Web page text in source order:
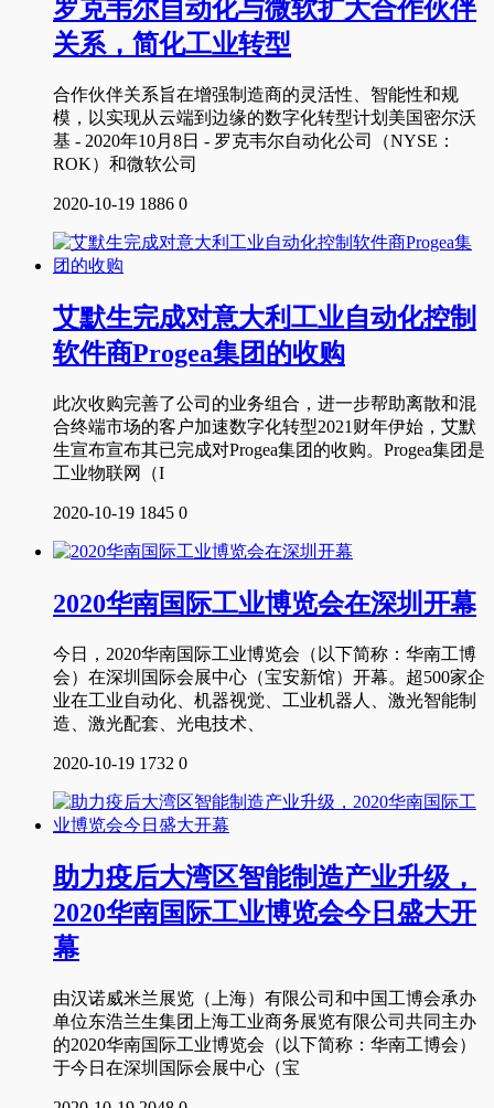
罗克韦尔自动化与微软扩大合作伙伴
关系，简化工业转型
合作伙伴关系旨在增强制造商的灵活性、智能性和规
模，以实现从云端到边缘的数字化转型计划美国密尔沃
基 - 2020年10月8日 - 罗克韦尔自动化公司（NYSE：
ROK）和微软公司
2020-10-19 1886 0
艾默生完成对意大利工业自动化控制
软件商Progea集团的收购
此次收购完善了公司的业务组合，进一步帮助离散和混
合终端市场的客户加速数字化转型2021财年伊始，艾默
生宣布宣布其已完成对Progea集团的收购。Progea集团是
工业物联网（I
2020-10-19 1845 0
2020华南国际工业博览会在深圳开幕
今日，2020华南国际工业博览会（以下简称：华南工博
会）在深圳国际会展中心（宝安新馆）开幕。超500家企
业在工业自动化、机器视觉、工业机器人、激光智能制
造、激光配套、光电技术、
2020-10-19 1732 0
助力疫后大湾区智能制造产业升级，
2020华南国际工业博览会今日盛大开
幕
由汉诺威米兰展览（上海）有限公司和中国工博会承办
单位东浩兰生集团上海工业商务展览有限公司共同主办
的2020华南国际工业博览会（以下简称：华南工博会）
于今日在深圳国际会展中心（宝